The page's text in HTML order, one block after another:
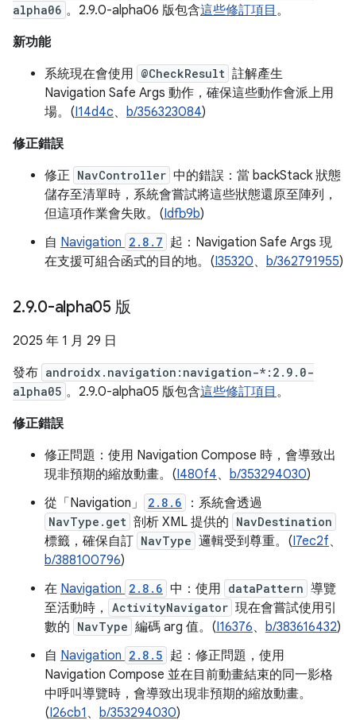
alpha06 。2.9.0-alpha06 版包含這些修訂項目 。
新功能
系統現在會使用 @CheckResult 註解產生
Navigation Safe Args 動作，確保這些動作會派上用
場。(I14d4c、 b/356323084)
修正錯誤
修正 NavController 中的錯誤：當 backStack 狀態
儲存至清單時，系統會嘗試將這些狀態還原至陣列，
但這項作業會失敗。(Idfb9b)
自 Navigation 2.8.7 起：Navigation Safe Args 現
在支援可組合函式的目的地。(I35320、 b/362791955)
2.9.0-alpha05 版
2025 年 1 月 29 日
發布 androidx.navigation:navigation-*:2.9.0-
alpha05 。2.9.0-alpha05 版包含這些修訂項目 。
修正錯誤
修正問題：使用 Navigation Compose 時，會導致出
現非預期的縮放動畫。(I480f4、 b/353294030)
從「Navigation」
2.8.6 ：系統會透過
NavType.get 剖析 XML 提供的 NavDestination
標籤，確保自訂 NavType 邏輯受到尊重。(I7ec2f、
b/388100796)
在 Navigation 2.8.6 中：使用 dataPattern 導覽
至活動時，
ActivityNavigator 現在會嘗試使用引
數的 NavType 編碼 arg 值。(I16376、 b/383616432)
自 Navigation 2.8.5 起：修正問題，使用
Navigation Compose 並在目前動畫結束的同一影格
中呼叫導覽時，會導致出現非預期的縮放動畫。
(I26cb1 、 b/353294030)